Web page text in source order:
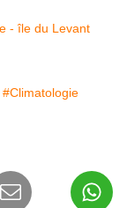
#Climatologie